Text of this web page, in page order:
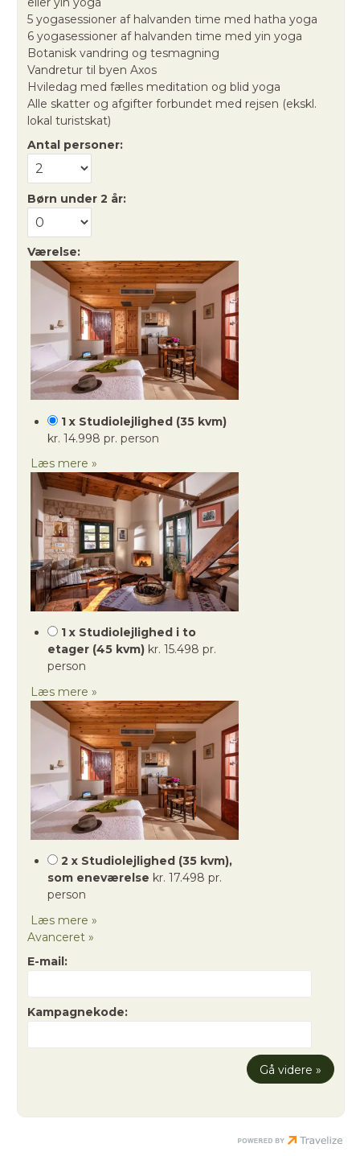
5 yogasessioner af halvanden time med hatha yoga
6 yogasessioner af halvanden time med yin yoga
Botanisk vandring og tesmagning
Vandretur til byen Axos
Hviledag med fælles meditation og blid yoga
Alle skatter og afgifter forbundet med rejsen (ekskl.
lokal turistskat)
Antal personer:
Børn under 2 år:
Værelse:
1 x Studiolejlighed (35 kvm)
kr. 14.998 pr. person
Læs mere »
1 x Studiolejlighed i to
etager (45 kvm) kr. 15.498 pr.
person
Læs mere »
2 x Studiolejlighed (35 kvm),
som eneværelse kr. 17.498 pr.
person
Læs mere »
Avanceret »
E-mail:
Kampagnekode: